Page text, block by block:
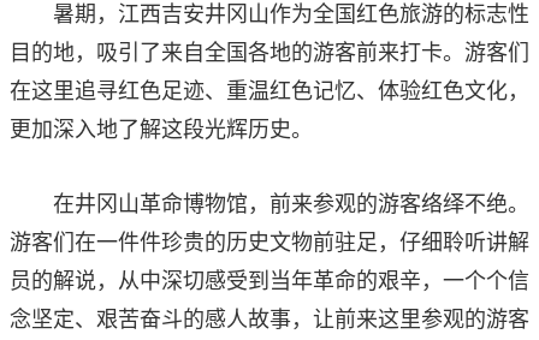
暑期，江西吉安井冈山作为全国红色旅游的标志性
目的地，吸引了来自全国各地的游客前来打卡。游客们
在这里追寻红色足迹、重温红色记忆、体验红色文化，
更加深入地了解这段光辉历史。
在井冈山革命博物馆，前来参观的游客络绎不绝。
游客们在一件件珍贵的历史文物前驻足，仔细聆听讲解
员的解说，从中深切感受到当年革命的艰辛，一个个信
念坚定、艰苦奋斗的感人故事，让前来这里参观的游客